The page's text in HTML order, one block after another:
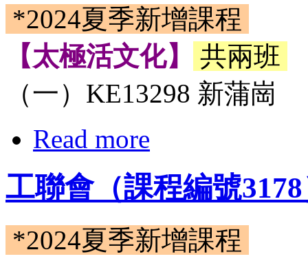
*2024夏季新增課程
【太極活文化】
共兩班
（一）KE13298 新蒲崗
Read more
工聯會（課程編號
*2024夏季新增課程